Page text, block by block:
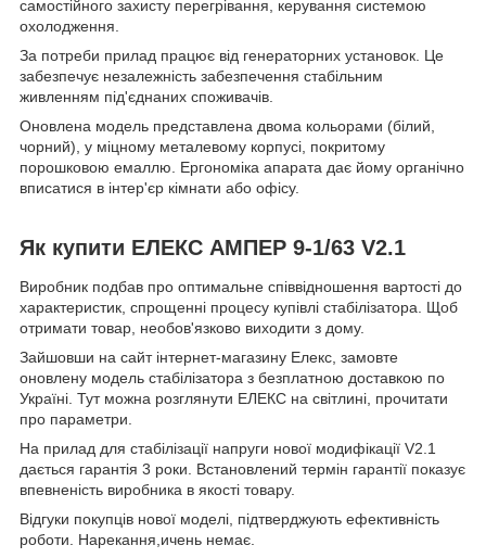
самостійного захисту перегрівання, керування системою
охолодження.
За потреби прилад працює від генераторних установок. Це
забезпечує незалежність забезпечення стабільним
живленням під'єднаних споживачів.
Оновлена модель представлена двома кольорами (білий,
чорний), у міцному металевому корпусі, покритому
порошковою емаллю. Ергономіка апарата дає йому органічно
вписатися в інтер'єр кімнати або офісу.
Як купити ЕЛЕКС АМПЕР 9-1/63 V2.1
Виробник подбав про оптимальне співвідношення вартості до
характеристик, спрощенні процесу купівлі стабілізатора. Щоб
отримати товар, необов'язково виходити з дому.
Зайшовши на сайт інтернет-магазину Елекс, замовте
оновлену модель стабілізатора з безплатною доставкою по
Україні. Тут можна розглянути ЕЛЕКС на світлині, прочитати
про параметри.
На прилад для стабілізації напруги нової модифікації V2.1
дається гарантія 3 роки. Встановлений термін гарантії показує
впевненість виробника в якості товару.
Відгуки покупців нової моделі, підтверджують ефективність
роботи. Нарекання,ичень немає.